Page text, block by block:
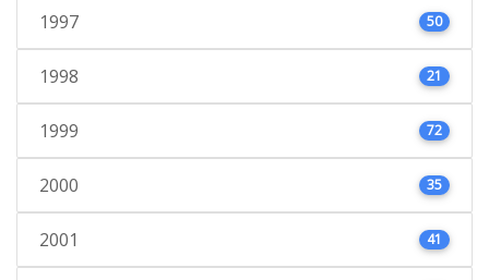
1997 50
1998 21
1999 72
2000 35
2001 41